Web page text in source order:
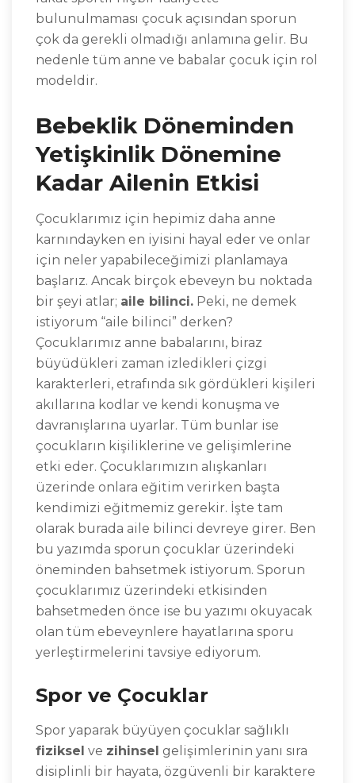
bulunulmaması çocuk açısından sporun
çok da gerekli olmadığı anlamına gelir. Bu
nedenle tüm anne ve babalar çocuk için rol
modeldir.
Bebeklik Döneminden
Yetişkinlik Dönemine
Kadar Ailenin Etkisi
Çocuklarımız için hepimiz daha anne
karnındayken en iyisini hayal eder ve onlar
için neler yapabileceğimizi planlamaya
başlarız. Ancak birçok ebeveyn bu noktada
bir şeyi atlar; aile bilinci. Peki, ne demek
istiyorum “aile bilinci” derken?
Çocuklarımız anne babalarını, biraz
büyüdükleri zaman izledikleri çizgi
karakterleri, etrafında sık gördükleri kişileri
akıllarına kodlar ve kendi konuşma ve
davranışlarına uyarlar. Tüm bunlar ise
çocukların kişiliklerine ve gelişimlerine
etki eder. Çocuklarımızın alışkanları
üzerinde onlara eğitim verirken başta
kendimizi eğitmemiz gerekir. İşte tam
olarak burada aile bilinci devreye girer. Ben
bu yazımda sporun çocuklar üzerindeki
öneminden bahsetmek istiyorum. Sporun
çocuklarımız üzerindeki etkisinden
bahsetmeden önce ise bu yazımı okuyacak
olan tüm ebeveynlere hayatlarına sporu
yerleştirmelerini tavsiye ediyorum.
Spor ve Çocuklar
Spor yaparak büyüyen çocuklar sağlıklı
fiziksel ve zihinsel gelişimlerinin yanı sıra
disiplinli bir hayata, özgüvenli bir karaktere